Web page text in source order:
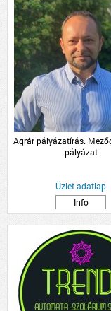
Agrár pályázatírás.
pályázat
Üzlet adatlap
Info